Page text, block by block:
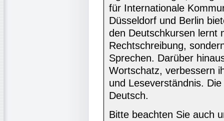
für Internationale
Düsseldorf und Berlin
den Deutschkursen lernt
Rechtschreibung,
Sprechen. Darüber
Wortschatz, verbessern
und Leseverständnis.
Deutsch.
Bitte beachten Sie auch